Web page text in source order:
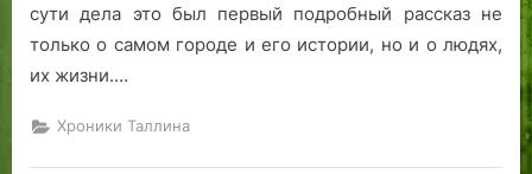
сути дела это был первый подробный рассказ не
только о самом городе и его истории, но и о людях,
их жизни.…
Хроники Таллина